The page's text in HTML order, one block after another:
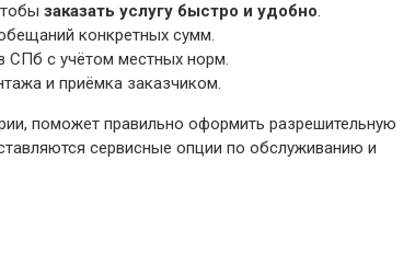
заказать услугу быстро и удобно.
конкретных сумм.
СПб с учётом местных норм.
и приёмка заказчиком.
поможет правильно оформить разрешительную
сервисные опции по обслуживанию и